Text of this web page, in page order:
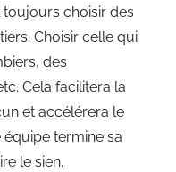
toujours choisir des
Choisir celle qui
des
Cela facilitera la
et accélérera le
termine sa
le sien.